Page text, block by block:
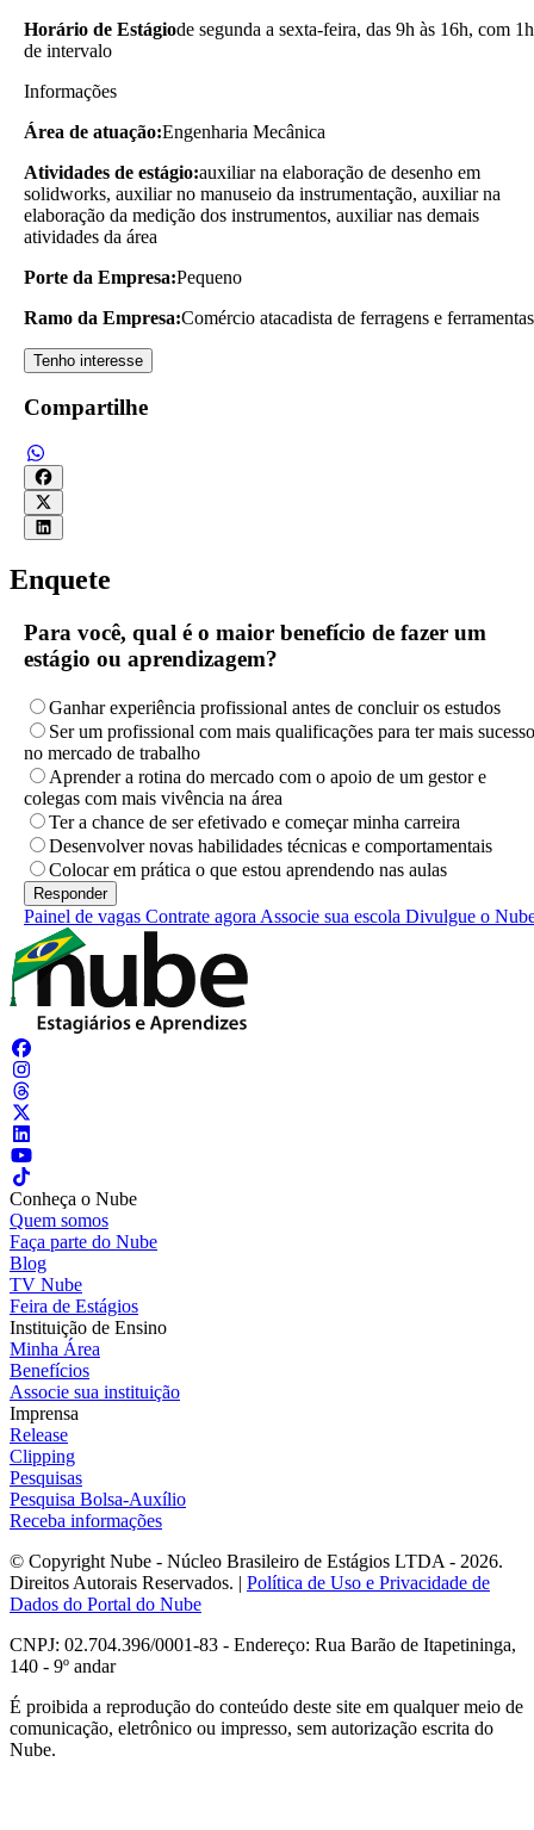
Horário de Estágiode segunda a sexta-feira, das 9h às 16h, com 1h
de intervalo
Informações
Área de atuação:Engenharia Mecânica
Atividades de estágio:auxiliar na elaboração de desenho em
solidworks, auxiliar no manuseio da instrumentação, auxiliar na
elaboração da medição dos instrumentos, auxiliar nas demais
atividades da área
Porte da Empresa:Pequeno
Ramo da Empresa:Comércio atacadista de ferragens e ferramentas
Tenho interesse
Compartilhe
Enquete
Para você, qual é o maior benefício de fazer um
estágio ou aprendizagem?
Ganhar experiência profissional antes de concluir os estudos
Ser um profissional com mais qualificações para ter mais sucesso
no mercado de trabalho
Aprender a rotina do mercado com o apoio de um gestor e
colegas com mais vivência na área
Ter a chance de ser efetivado e começar minha carreira
Desenvolver novas habilidades técnicas e comportamentais
Colocar em prática o que estou aprendendo nas aulas
Painel de vagas Contrate agora Associe sua escola Divulgue o
Conheça o Nube
Quem somos
Faça parte do Nube
Blog
TV Nube
Feira de Estágios
Instituição de Ensino
Minha Área
Benefícios
Associe sua instituição
Imprensa
Release
Clipping
Pesquisas
Pesquisa Bolsa-Auxílio
Receba informações
© Copyright Nube - Núcleo Brasileiro de Estágios LTDA - 2026.
Direitos Autorais Reservados. | Política de Uso e Privacidade de
Dados do Portal do Nube
CNPJ: 02.704.396/0001-83 - Endereço: Rua Barão de Itapetininga,
140 - 9º andar
É proibida a reprodução do conteúdo deste site em qualquer meio de
comunicação, eletrônico ou impresso, sem autorização escrita do
Nube.